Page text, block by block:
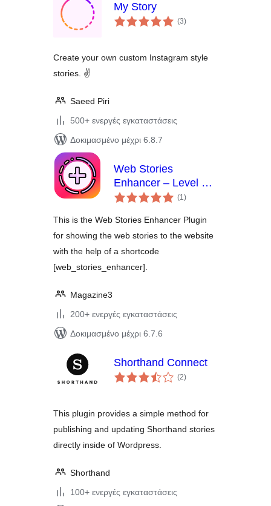
My Story
(3αξιολογήσεις
σύνολο
)
Create your own custom Instagram style
stories. ✌
Saeed Piri
500+ ενεργές εγκαταστάσεις
Δοκιμασμένο μέχρι 6.8.7
Web Stories
Enhancer – Level Up
Your Web Stories
(1αξιολογήσεις
σύνολο
)
This is the Web Stories Enhancer Plugin
for showing the web stories to the website
with the help of a shortcode
[web_stories_enhancer].
Magazine3
200+ ενεργές εγκαταστάσεις
Δοκιμασμένο μέχρι 6.7.6
Shorthand Connect
(2αξιολογήσεις
σύνολο
)
This plugin provides a simple method for
publishing and updating Shorthand stories
directly inside of Wordpress.
Shorthand
100+ ενεργές εγκαταστάσεις